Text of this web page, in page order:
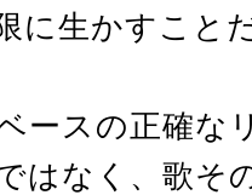
に生かすこと
ースの正確な
はなく、歌そ